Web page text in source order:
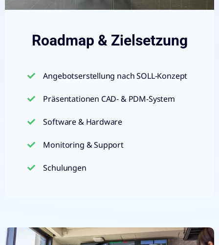
Roadmap & Zielsetzung
Angebotserstellung nach SOLL-Konzept
Präsentationen CAD- & PDM-System
Software & Hardware
Monitoring & Support
Schulungen